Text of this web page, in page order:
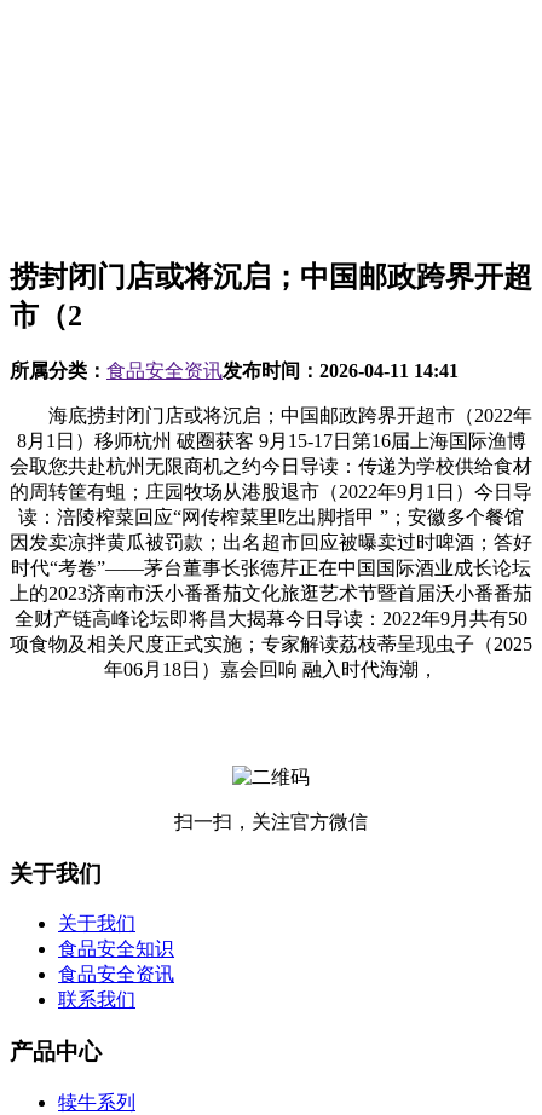
捞封闭门店或将沉启；中国邮政跨界开超
市（2
所属分类： 食品安全资讯发布时间： 2026-04-11 14:41
海底捞封闭门店或将沉启；中国邮政跨界开超市（2022年
8月1日）移师杭州 破圈获客 9月15-17日第16届上海国际渔博
会取您共赴杭州无限商机之约今日导读：传递为学校供给食材
的周转筐有蛆；庄园牧场从港股退市（2022年9月1日）今日导
读：涪陵榨菜回应“网传榨菜里吃出脚指甲 ”；安徽多个餐馆
因发卖凉拌黄瓜被罚款；出名超市回应被曝卖过时啤酒；答好
时代“考卷”——茅台董事长张德芹正在中国国际酒业成长论坛
上的2023济南市沃小番番茄文化旅逛艺术节暨首届沃小番番茄
全财产链高峰论坛即将昌大揭幕今日导读：2022年9月共有50
项食物及相关尺度正式实施；专家解读荔枝蒂呈现虫子（2025
年06月18日）嘉会回响 融入时代海潮，
扫一扫，关注官方微信
关于我们
关于我们
食品安全知识
食品安全资讯
联系我们
产品中心
犊牛系列